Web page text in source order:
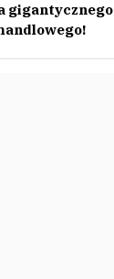
gigantycznego